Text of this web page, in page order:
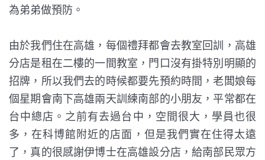
為弟弟做預防。
由於我們住在高雄，每個禮拜都會去教室回訓，高雄
分店是租在二樓的一間教室，門口沒有掛特別明顯的
招牌，所以我們去的時候都要先預約時間，老闆娘每
個星期會南下高雄兩天訓練南部的小朋友，平常都在
台中總店。之前有去過台中，空間很大，學員也很
多，在科博館附近的店面，但是我們實在住得太遠
了，真的很感謝伊博士在高雄設分店，給南部民眾方